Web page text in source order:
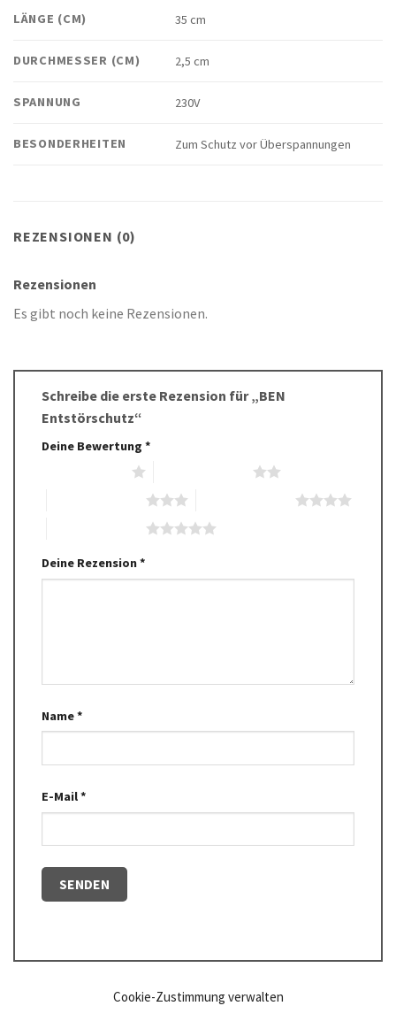
Cookie-Zustimmung verwalten
LÄNGE (CM) 35 cm
DURCHMESSER (CM) 2,5 cm
SPANNUNG 230V
BESONDERHEITEN Zum Schutz vor Überspannungen
REZENSIONEN (0)
Rezensionen
Es gibt noch keine Rezensionen.
Schreibe die erste Rezension für „BEN
Entstörschutz“
Deine Bewertung *
Deine Rezension*
Name*
E-Mail*